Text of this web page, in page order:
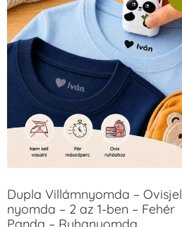
Dupla Villámnyomda – Ovisjel
nyomda – 2 az 1-ben – Fehér